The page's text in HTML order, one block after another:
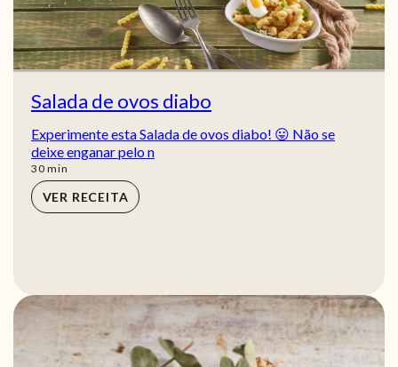
Salada de ovos diabo
Experimente esta Salada de ovos diabo! 😛 Não se
deixe enganar pelo n
30min
min
VER RECEITA